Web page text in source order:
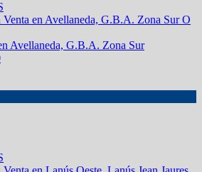
Avellaneda, G.B.A. Zona Sur